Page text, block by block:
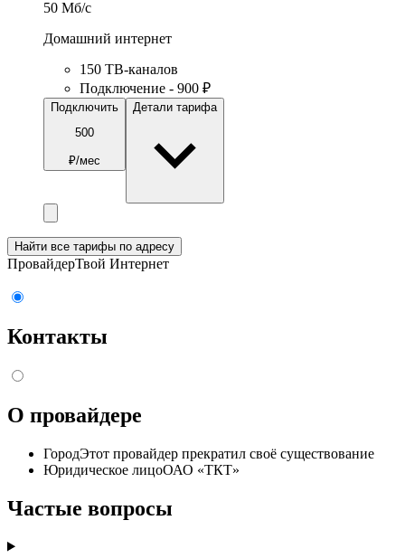
50 Мб/c
Домашний интернет
150 ТВ-каналов
Подключение - 900 ₽
Подключить
500
₽/мес
Детали тарифа
Найти все тарифы по адресу
ПровайдерТвой Интернет
Контакты
О провайдере
ГородЭтот провайдер прекратил своё существование
Юридическое лицоОАО «ТКТ»
Частые вопросы